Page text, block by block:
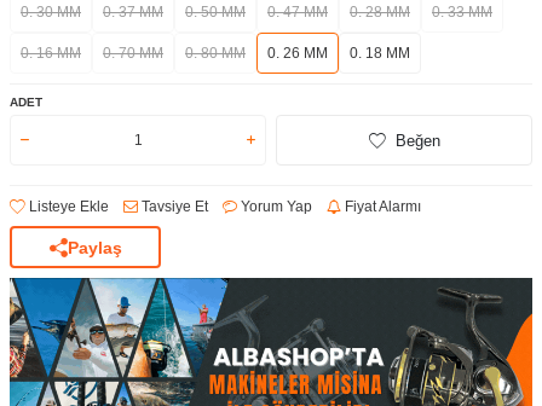
0. 30 MM 0. 37 MM 0. 50 MM 0. 47 MM 0. 28 MM 0. 33 MM
0. 16 MM 0. 70 MM 0. 80 MM 0. 26 MM 0. 18 MM
ADET
Beğen
Listeye Ekle Tavsiye Et Yorum Yap Fiyat Alarmı
Paylaş